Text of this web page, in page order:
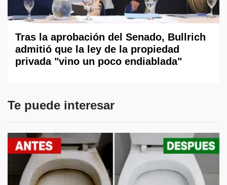
Tras la aprobación del Senado, Bullrich
admitió que la ley de la propiedad
privada "vino un poco endiablada"
Te puede interesar